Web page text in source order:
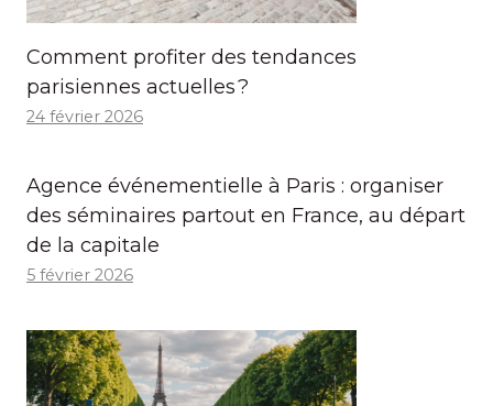
Comment profiter des tendances
parisiennes actuelles ?
24 février 2026
Agence événementielle à Paris : organiser
des séminaires partout en France, au départ
de la capitale
5 février 2026